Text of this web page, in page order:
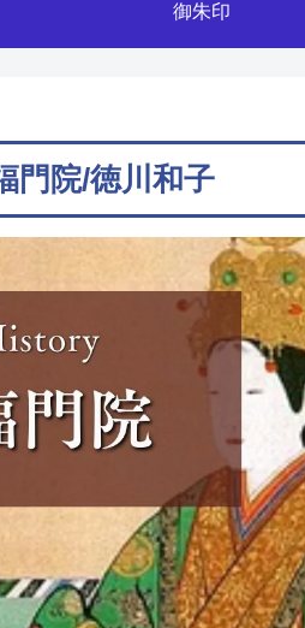
御朱印
門院/徳川和子